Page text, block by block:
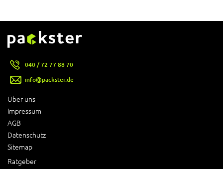
Über uns
Impressum
AGB
Datenschutz
Sitemap
Ratgeber
040 / 72 77 88 70
info@packster.de